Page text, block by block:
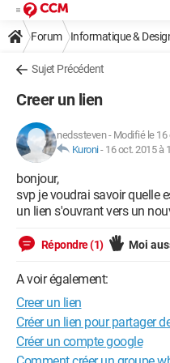
Forum Informatique &
Sujet Précédent
Creer un lien
nedssteven- Modifié le 16
Kuroni- 16 oct. 2015 à
bonjour,
svp je voudrai savoir quelle
un lien s'ouvrant vers un
Répondre (1) Moi
A voir également:
Creer un lien
Créer un lien pour partager
Créer un compte google